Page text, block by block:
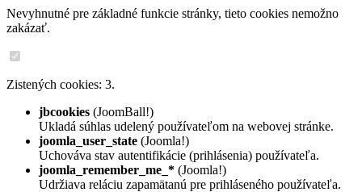
Nevyhnutné pre základné funkcie stránky, tieto cookies nemožno
zakázať.
Zistených cookies: 3.
jbcookies (JoomBall!)
Ukladá súhlas udelený používateľom na webovej stránke.
joomla_user_state (Joomla!)
Uchováva stav autentifikácie (prihlásenia) používateľa.
joomla_remember_me_* (Joomla!)
Udržiava reláciu zapamätanú pre prihláseného používateľa.